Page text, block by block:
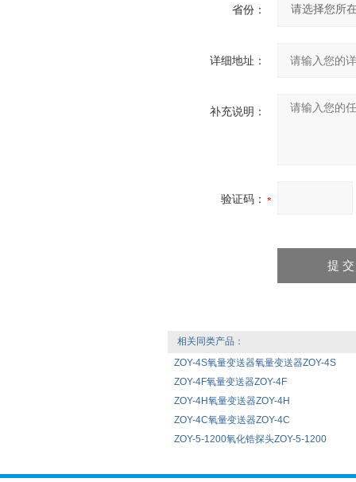
省份：
详细地址：
补充说明：
验证码：
相关同类产品：
ZOY-4S氧量变送器氧量变送器ZOY-4S
ZOY-4F氧量变送器ZOY-4F
ZOY-4H氧量变送器ZOY-4H
ZOY-4C氧量变送器ZOY-4C
ZOY-5-1200氧化锆探头ZOY-5-1200